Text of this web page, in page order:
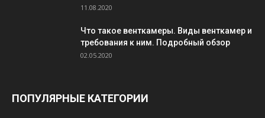
11.08.2020
Что такое венткамеры. Виды венткамер и
требования к ним. Подробный обзор
02.05.2020
ПОПУЛЯРНЫЕ КАТЕГОРИИ